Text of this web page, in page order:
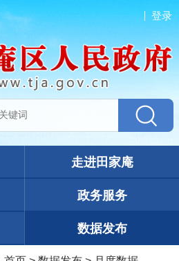
登录
走进田家庵
政务服务
数据发布